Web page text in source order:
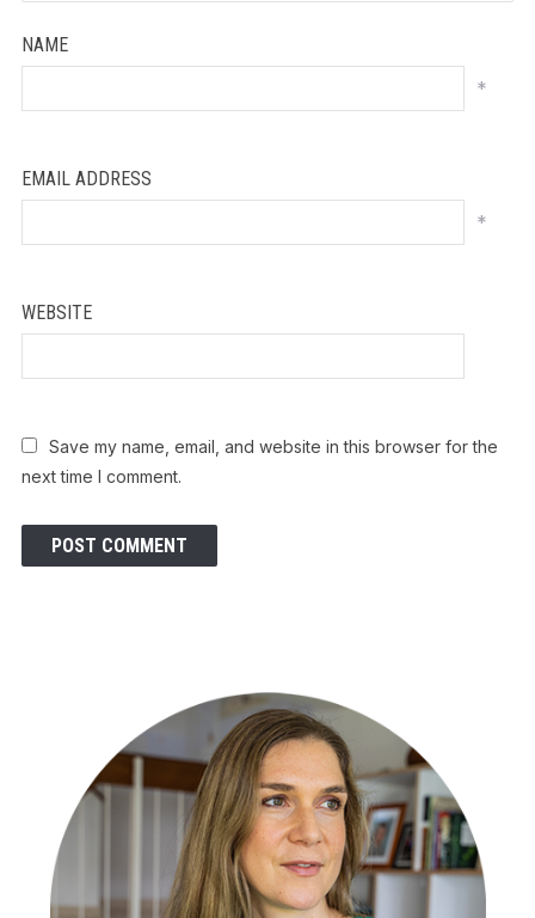
NAME
*
EMAIL ADDRESS
*
WEBSITE
Save my name, email, and website in this browser for the
next time I comment.